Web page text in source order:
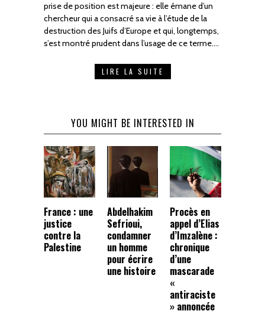
prise de position est majeure : elle émane d’un
chercheur qui a consacré sa vie à l’étude de la
destruction des Juifs d’Europe et qui, longtemps,
s’est montré prudent dans l’usage de ce terme.…
LIRE LA SUITE
YOU MIGHT BE INTERESTED IN
France : une
justice
contre la
Palestine
Abdelhakim
Sefrioui,
condamner
un homme
pour écrire
une histoire
Procès en
appel d’Elias
d’Imzalène :
chronique
d’une
mascarade
«
antiraciste
» annoncée